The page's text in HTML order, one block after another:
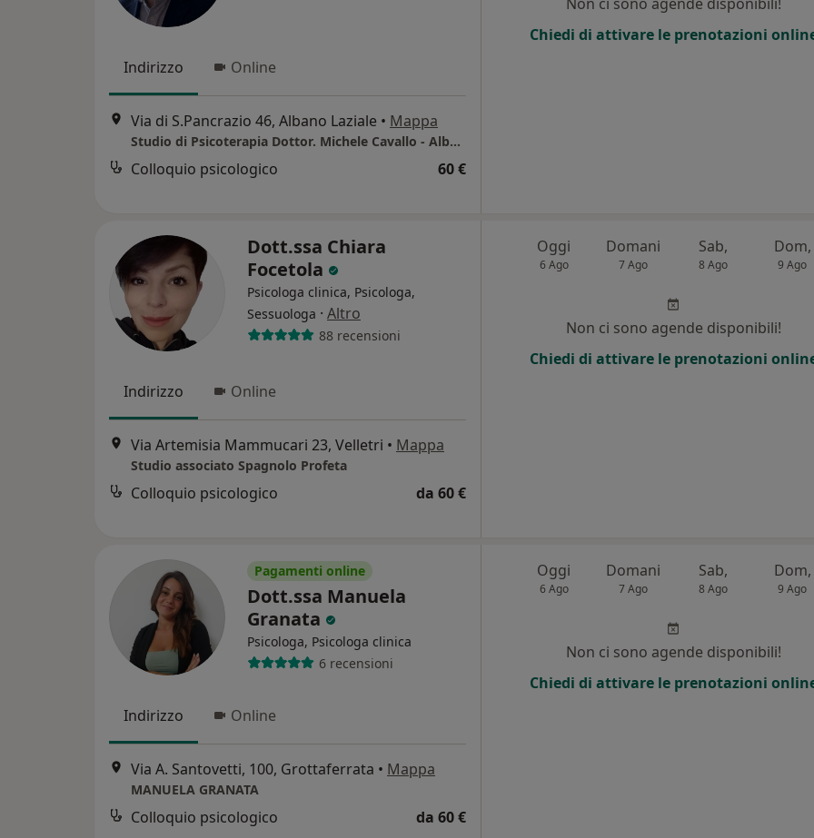
Indirizzo Online
Via di S.Pancrazio 46, Albano Laziale • Mappa
Studio di Psicoterapia Dottor. Michele Cavallo - Albano Laziale
Colloquio psicologico 60 €
Chiedi di attivare le prenotazioni
Dott.ssa Chiara
Focetola
Psicologa clinica, Psicologa,
Sessuologa · Altro
88 recensioni
Indirizzo Online
Via Artemisia Mammucari 23, Velletri • Mappa
Studio associato Spagnolo Profeta
Colloquio psicologico da 60 €
Oggi
6 Ago
Domani
7 Ago
Sab,
8 Ago
Dom,
9 Ago
Non ci sono agende disponibili!
Chiedi di attivare le prenotazioni
Pagamenti online
Dott.ssa Manuela
Granata
Psicologa, Psicologa clinica
6 recensioni
Indirizzo Online
Via A. Santovetti, 100, Grottaferrata • Mappa
MANUELA GRANATA
Colloquio psicologico da 60 €
Oggi
6 Ago
Domani
7 Ago
Sab,
8 Ago
Dom,
9 Ago
Non ci sono agende disponibili!
Chiedi di attivare le prenotazioni